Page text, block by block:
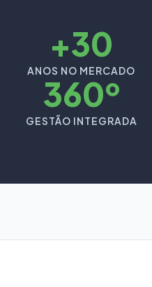
+30
ANOS NO MERCADO
360º
GESTÃO INTEGRADA